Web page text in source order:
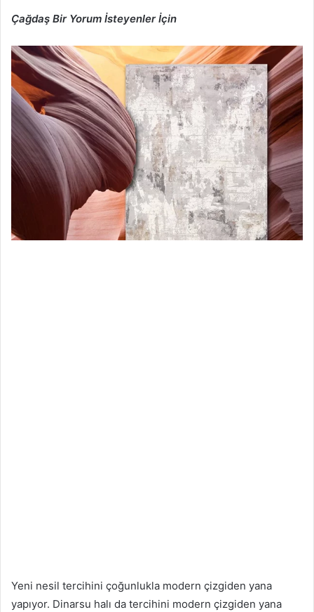
Çağdaş Bir Yorum İsteyenler İçin
Yeni nesil tercihini çoğunlukla modern çizgiden yana
yapıyor. Dinarsu halı da tercihini modern çizgiden yana